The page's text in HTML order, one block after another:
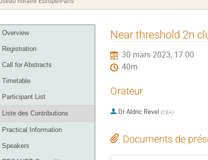
Menu
de
Overview
Registration
Call for Abstracts
Timetable
Participant List
Liste des Contributions
Practical Information
Speakers
Near threshold 2n
30 mars 2023, 17:00
40m
Orateur
DrAldric Revel (CEA)
Documents de